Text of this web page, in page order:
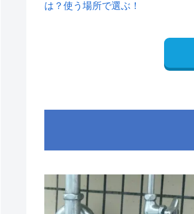
は？使う場所で選ぶ！
1